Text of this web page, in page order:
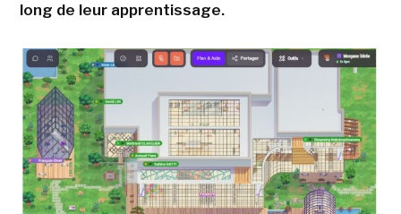
long de leur apprentissage.